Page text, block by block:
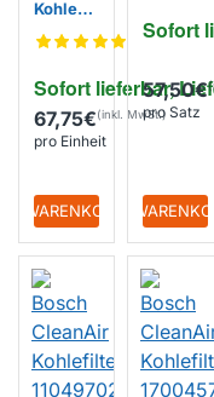
Sofort lieferbar,
Kohlefilt
1103417
170040
DWZ1IX
1B6
67,75€
pro Einheit
+ WARENKORB
Sofort
DHZ532
57,50€
pro Satz
+